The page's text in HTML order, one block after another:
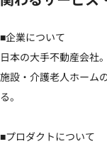
■企業について
日本の大手不動産会社
施設・介護老人ホーム
る。
■プロダクトについて